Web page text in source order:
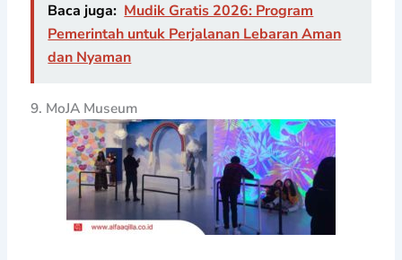
Baca juga: Mudik Gratis 2026: Program
Pemerintah untuk Perjalanan Lebaran Aman
dan Nyaman
9. MoJA Museum